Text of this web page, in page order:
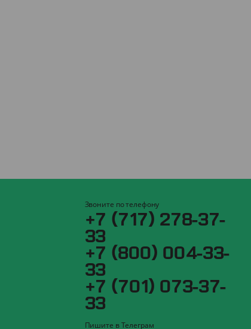
Звоните по телефону
+7 (717) 278-37-
33
+7 (800) 004-33-
33
+7 (701) 073-37-
33
Пишите в Телеграм